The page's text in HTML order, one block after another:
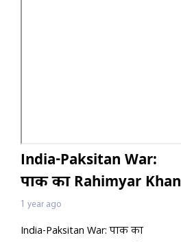
India-Paksitan War:
पाक का Rahimyar Khan
Airbase पूरी तरह तबाह!
1 year ago
India-Paksitan War: पाक का